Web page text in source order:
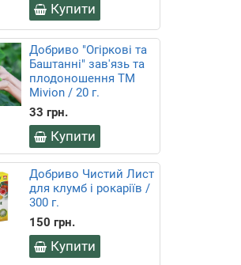
Купити
Добриво "Огіркові та
Баштанні" зав'язь та
плодоношення ТМ
Mivion / 20 г.
33 грн.
Купити
Добриво Чистий Лист
для клумб і рокаріїв /
300 г.
150 грн.
Купити